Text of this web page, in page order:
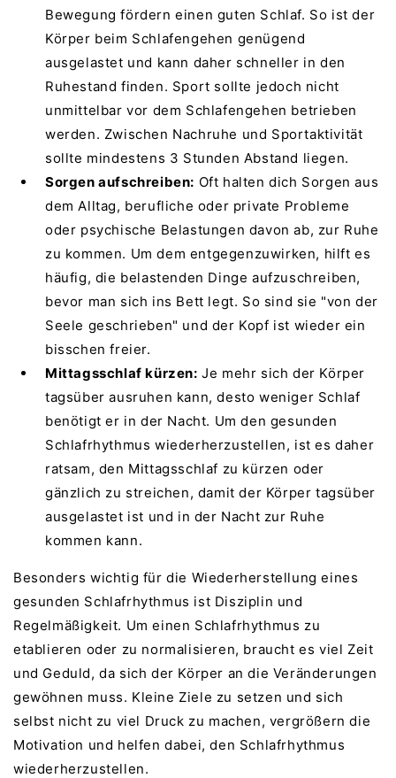
Bewegung fördern einen guten Schlaf. So ist der
Körper beim Schlafengehen genügend
ausgelastet und kann daher schneller in den
Ruhestand finden. Sport sollte jedoch nicht
unmittelbar vor dem Schlafengehen betrieben
werden. Zwischen Nachruhe und Sportaktivität
sollte mindestens 3 Stunden Abstand liegen.
Sorgen aufschreiben: Oft halten dich Sorgen aus
dem Alltag, berufliche oder private Probleme
oder psychische Belastungen davon ab, zur Ruhe
zu kommen. Um dem entgegenzuwirken, hilft es
häufig, die belastenden Dinge aufzuschreiben,
bevor man sich ins Bett legt. So sind sie "von der
Seele geschrieben" und der Kopf ist wieder ein
bisschen freier.
Mittagsschlaf kürzen: Je mehr sich der Körper
tagsüber ausruhen kann, desto weniger Schlaf
benötigt er in der Nacht. Um den gesunden
Schlafrhythmus wiederherzustellen, ist es daher
ratsam, den Mittagsschlaf zu kürzen oder
gänzlich zu streichen, damit der Körper tagsüber
ausgelastet ist und in der Nacht zur Ruhe
kommen kann.
Besonders wichtig für die Wiederherstellung eines
gesunden Schlafrhythmus ist Disziplin und
Regelmäßigkeit. Um einen Schlafrhythmus zu
etablieren oder zu normalisieren, braucht es viel Zeit
und Geduld, da sich der Körper an die Veränderungen
gewöhnen muss. Kleine Ziele zu setzen und sich
selbst nicht zu viel Druck zu machen, vergrößern die
Motivation und helfen dabei, den Schlafrhythmus
wiederherzustellen.